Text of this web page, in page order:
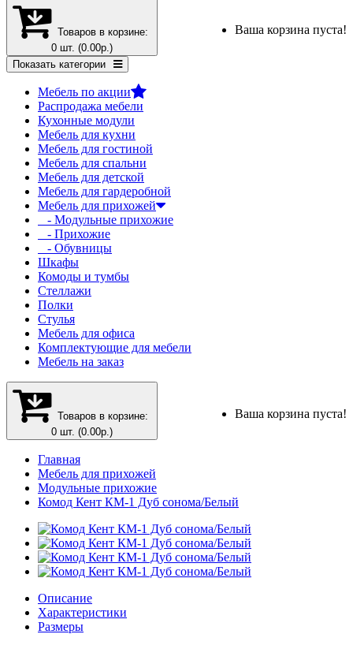
Товаров в корзине:
0 шт. (0.00р.)
Ваша корзина пуста!
Показать категории
Мебель по акции
Распродажа мебели
Кухонные модули
Мебель для кухни
Мебель для гостиной
Мебель для спальни
Мебель для детской
Мебель для гардеробной
Мебель для прихожей
- Модульные прихожие
- Прихожие
- Обувницы
Шкафы
Комоды и тумбы
Стеллажи
Полки
Стулья
Мебель для офиса
Комплектующие для мебели
Мебель на заказ
Товаров в корзине:
0 шт. (0.00р.)
Ваша корзина пуста!
Главная
Мебель для прихожей
Модульные прихожие
Комод Кент КМ-1 Дуб сонома/Белый
Описание
Характеристики
Размеры